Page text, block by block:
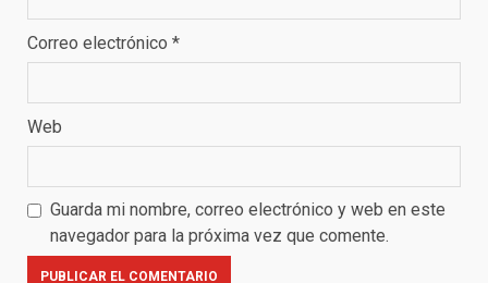
Correo electrónico *
Web
Guarda mi nombre, correo electrónico y web en este
navegador para la próxima vez que comente.